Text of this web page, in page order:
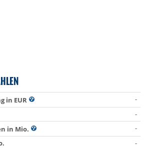
in EUR
-
-
in Mio.
-
-